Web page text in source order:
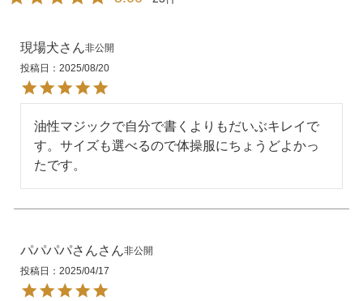
現場犬
非公開
投稿日
2025/08/20
油性マジックで自分で書くよりもだいぶキレイで
す。サイズも選べるので体操服にちょうどよかっ
たです。
パパパパさん
非公開
投稿日
2025/04/17